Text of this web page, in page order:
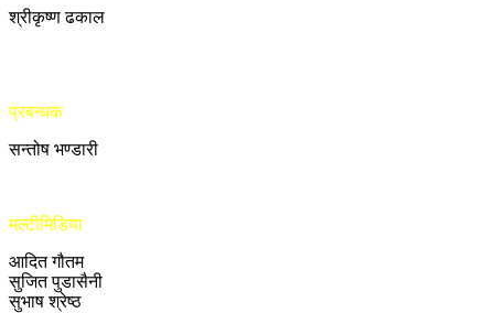
श्रीकृष्ण ढकाल
प्रबन्धक
सन्तोष भण्डारी
मल्टीमिडिया
आदित गौतम
सुजित पुडासैनी
सुभाष श्रेष्ठ